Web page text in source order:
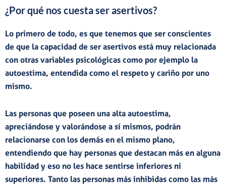
¿Por qué nos cuesta ser asertivos?
Lo primero de todo, es que tenemos que ser conscientes
de que la capacidad de ser asertivos está muy relacionada
con otras variables psicológicas como por ejemplo la
autoestima, entendida como el respeto y cariño por uno
mismo.
Las personas que poseen una alta autoestima,
apreciándose y valorándose a sí mismos, podrán
relacionarse con los demás en el mismo plano,
entendiendo que hay personas que destacan más en alguna
habilidad y eso no les hace sentirse inferiores ni
superiores. Tanto las personas más inhibidas como las más